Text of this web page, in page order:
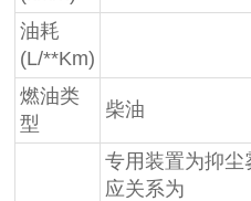
油耗
(L/**Km)
燃油类
型
柴油
专用装置为抑
应关系为